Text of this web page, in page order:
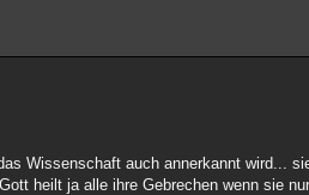
Wissenschaft auch annerkannt wird...
heilt ja alle ihre Gebrechen wenn sie